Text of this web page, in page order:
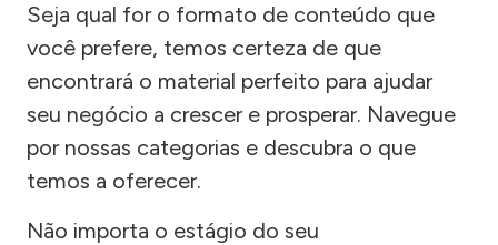
Seja qual for o formato de conteúdo que
você prefere, temos certeza de que
encontrará o material perfeito para ajudar
seu negócio a crescer e prosperar. Navegue
por nossas categorias e descubra o que
temos a oferecer.
Não importa o estágio do seu